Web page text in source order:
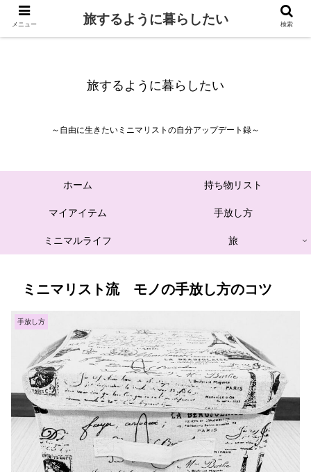
旅するように暮らしたい
～自由に生きたいミニマリストの自分アップデート録～
ホーム 持ち物リスト
マイアイテム 手放し方
ミニマルライフ 旅
ミニマリスト流 モノの手放し方のコツ
手放し方
メニュー 旅するように暮らしたい 検索